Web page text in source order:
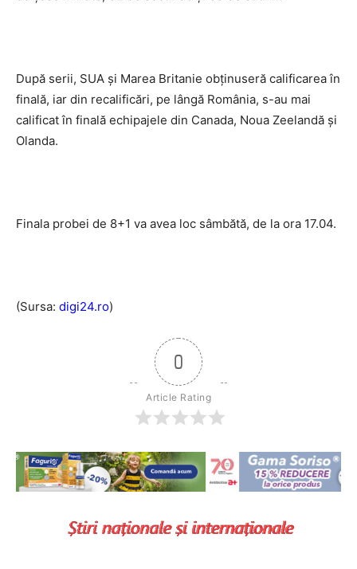
După serii, SUA şi Marea Britanie obţinuseră calificarea în
finală, iar din recalificări, pe lângă România, s-au mai
calificat în finală echipajele din Canada, Noua Zeelandă şi
Olanda.
Finala probei de 8+1 va avea loc sâmbătă, de la ora 17.04.
(Sursa: digi24.ro)
0
Article Rating